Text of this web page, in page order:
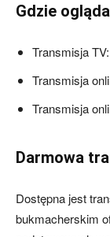
Gdzie
Transmisja TV:
Transmisja
Transmisja
Darmowa
Dostępna jest
bukmacherskim